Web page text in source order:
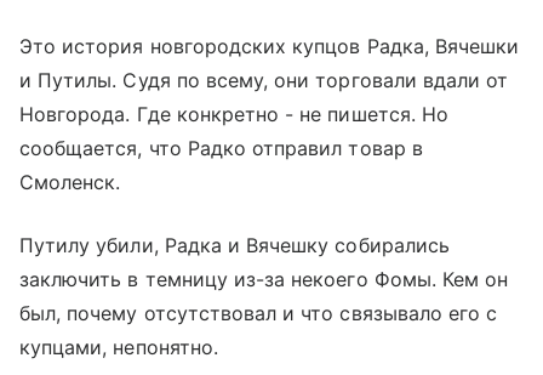
Это история новгородских купцов Радка, Вячешки
и Путилы. Судя по всему, они торговали вдали от
Новгорода. Где конкретно - не пишется. Но
сообщается, что Радко отправил товар в
Смоленск.
Путилу убили, Радка и Вячешку собирались
заключить в темницу из-за некоего Фомы. Кем он
был, почему отсутствовал и что связывало его с
купцами, непонятно.